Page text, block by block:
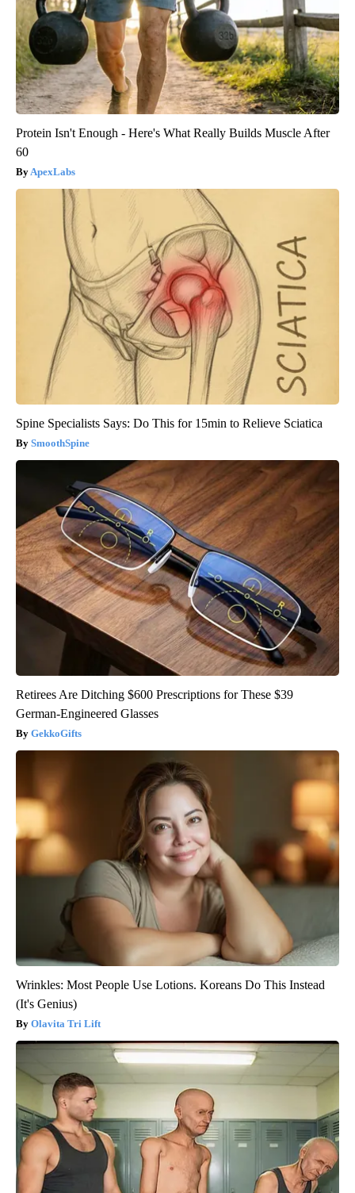
Protein Isn't Enough - Here's What Really Builds Muscle After
60
ApexLabs
Spine Specialists Says: Do This for 15min to Relieve Sciatica
SmoothSpine
Retirees Are Ditching $600 Prescriptions for These $39
German-Engineered Glasses
GekkoGifts
Wrinkles: Most People Use Lotions. Koreans Do This Instead
(It's Genius)
Olavita Tri Lift